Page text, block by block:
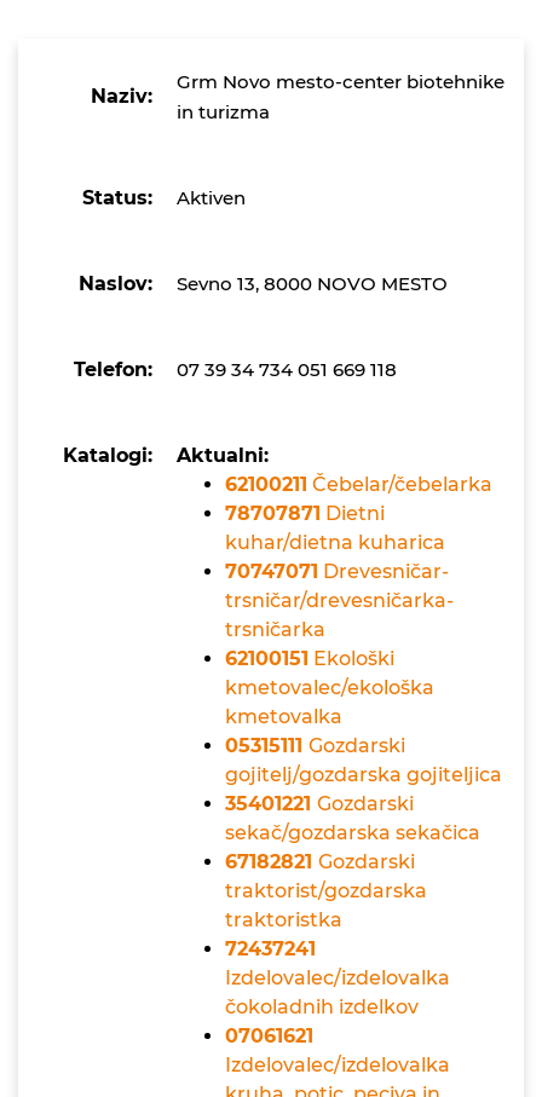
Naziv:
Grm Novo mesto-center biotehnike
in turizma
Status: Aktiven
Naslov: Sevno 13, 8000 NOVO MESTO
Telefon: 07 39 34 734 051 669 118
Katalogi:
Aktualni:
62100211 Čebelar/čebelarka
78707871 Dietni
kuhar/dietna kuharica
70747071 Drevesničar-
trsničar/drevesničarka-
trsničarka
62100151 Ekološki
kmetovalec/ekološka
kmetovalka
05315111 Gozdarski
gojitelj/gozdarska gojiteljica
35401221 Gozdarski
sekač/gozdarska sekačica
67182821 Gozdarski
traktorist/gozdarska
traktoristka
72437241
Izdelovalec/izdelovalka
čokoladnih izdelkov
07061621
Izdelovalec/izdelovalka